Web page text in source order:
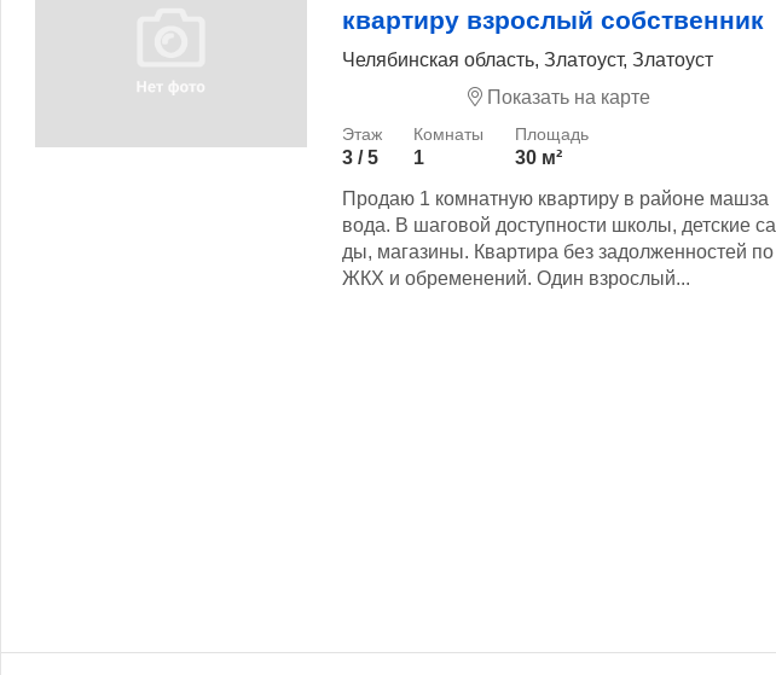
квартиру взрослый собственник
Челябинская область, Златоуст, Златоуст
Показать на карте
3 / 5 1
30 м²
Продаю 1 комнатную квартиру в районе машза
вода. В шаговой доступности школы, детские са
ды, магазины. Квартира без задолженностей по
ЖКХ и обременений. Один взрослый...